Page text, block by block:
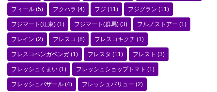
フィール (5) フクハラ (4) フジ (11) フジグラン (11)
フジマート(江東) (1) フジマート(群馬) (3) フルノストアー (1)
フレイン (2) フレスコ (8) フレスコキクチ (1)
フレスコベンガベンガ (1) フレスタ (11) フレスト (3)
フレッシュくまい (1) フレッシュショップトマト (1)
フレッシュバザール (4) フレッシュバリュー (2)